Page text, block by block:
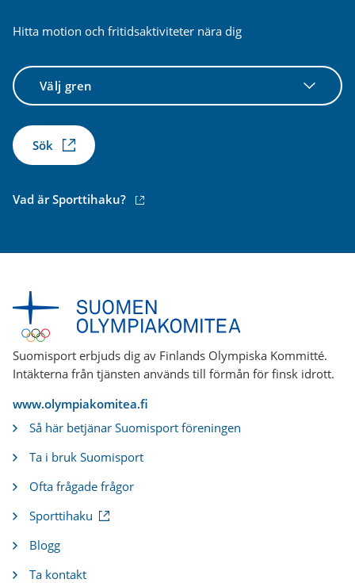
Hitta motion och fritidsaktiviteter nära dig
Välj
gren
Sök
Vad är Sporttihaku? (extern
Suomisport erbjuds dig av Finlands Olympiska Kommitté.
Intäkterna från tjänsten används till förmån för finsk idrott.
www.olympiakomitea.fi
Så här betjänar Suomisport föreningen
Ta i bruk Suomisport
Ofta frågade frågor
Sporttihaku(
Blogg
Ta kontakt